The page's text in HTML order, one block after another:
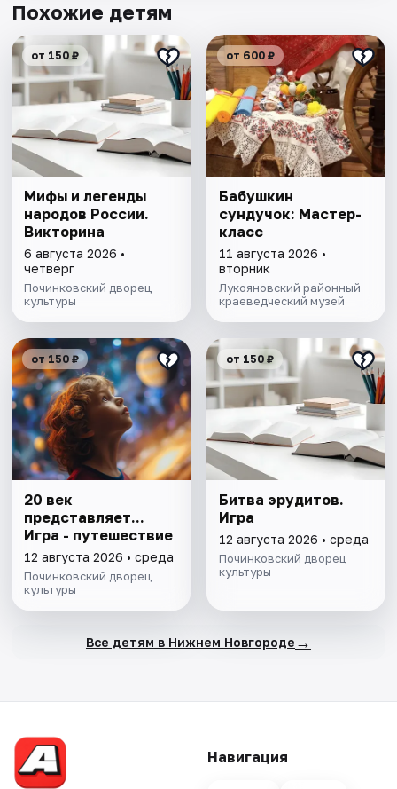
Похожие детям
от 150 ₽
Мифы и легенды
народов России.
Викторина
6 августа 2026 •
четверг
Починковский дворец
культуры
от 600 ₽
Бабушкин
сундучок: Мастер-
класс
11 августа 2026 •
вторник
Лукояновский районный
краеведческий музей
от 150 ₽
20 век
представляет...
Игра - путешествие
12 августа 2026 • среда
Починковский дворец
культуры
от 150 ₽
Битва эрудитов.
Игра
12 августа 2026 • среда
Починковский дворец
культуры
Все детям в Нижнем Новгороде →
Навигация